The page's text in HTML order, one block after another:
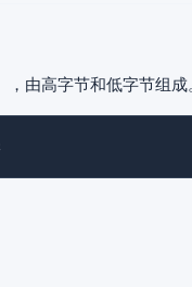
，由高字节和低字节组成